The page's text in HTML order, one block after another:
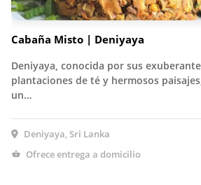
Cabaña Misto | Deniyaya
Deniyaya, conocida por sus
plantaciones de té y hermosos
un…
Deniyaya, Sri Lanka
Ofrece entrega a domicilio